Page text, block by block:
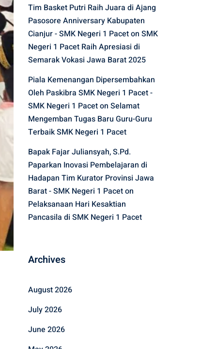
Tim Basket Putri Raih Juara di Ajang
Pasosore Anniversary Kabupaten
Cianjur - SMK Negeri 1 Paceton SMK
Negeri 1 Pacet Raih Apresiasi di
Semarak Vokasi Jawa Barat 2025
Piala Kemenangan Dipersembahkan
Oleh Paskibra SMK Negeri 1 Pacet -
SMK Negeri 1 Paceton Selamat
Mengemban Tugas Baru Guru-Guru
Terbaik SMK Negeri 1 Pacet
Bapak Fajar Juliansyah, S.Pd.
Paparkan Inovasi Pembelajaran di
Hadapan Tim Kurator Provinsi Jawa
Barat - SMK Negeri 1 Paceton
Pelaksanaan Hari Kesaktian
Pancasila di SMK Negeri 1 Pacet
Archives
August 2026
July 2026
June 2026